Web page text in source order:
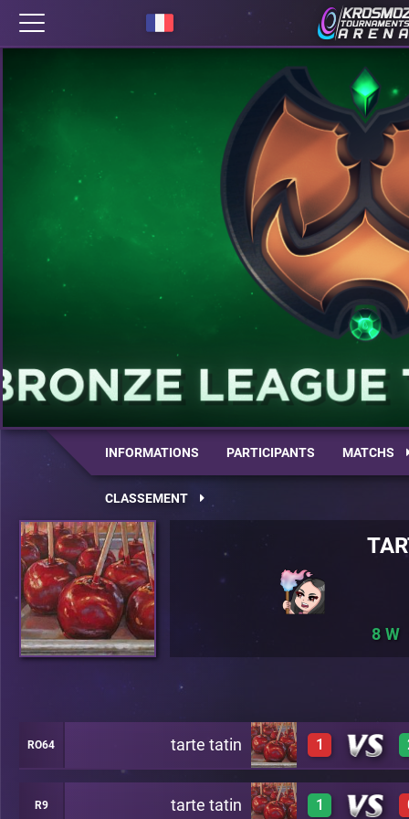
INFORMATIONS PARTICIPANTS MATCHS
CLASSEMENT
8
RO64 tarte tatin 1
2 A22
R9 tarte tatin 1